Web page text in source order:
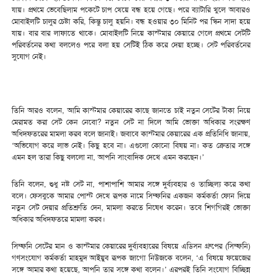
যায়। প্রথমে ভেবেছিলাম পকেটে চাপ খেয়ে বন্ধ হয়ে গেছে। পরে ব্যাটারি খুলে আবারও
মোবাইলটি চালুর চেষ্টা করি, কিন্তু চালু হয়নি। বন্ধ হওয়ার ৩০ মিনিট পর স্কিন সাদা হয়ে
যায়। বার বার লাফাতে থাকে। মোবাইলটি নিয়ে কাস্টমার কেয়ারে গেলে প্রথমে সেটটি
পরিবর্তনের কথা বললেও পরে বলা হয় সেটিই ঠিক করে দেয়া হচ্ছে। সেট পরিবর্তনের
সুযোগ নেই।
তিনি আরও বলেন, আমি কাস্টমার কেয়ারের কাছে জানতে চাই নতুন সেটের টাকা নিয়ে
মেরামত করা সেট কেন নেবো? নতুন সেট না দিলে আমি ভোক্তা অধিকার সংরক্ষণ
অধিদফতরের মামলা করব বলে জানাই। জবাবে কাস্টমার কেয়ারের এক প্রতিনিধি জানায়,
‘অভিযোগ করে লাভ নেই। কিছু হবে না। এগুলো কোনো বিষয় না। কত ক্রেতার সঙ্গে
এমন হল তারা কিছু বললো না, আপনি সাংবাদিক দেখে এমন করছেন।’
তিনি বলেন, শুধু নষ্ট সেট না, পাশাপাশি আমার সঙ্গে দুর্ব্যবহার ও তাচ্ছিল্য করে কথা
বলে। ফেসবুকে আমার পোস্ট দেখে রূপক নামে সিম্ফনির একজন কর্মকর্তা ফোন দিয়ে
নতুন সেট দেয়ার প্রতিশ্রুতি দেন, মামলা করতে নিষেধ করেন। তবে শিগগিরই ভোক্তা
অধিকার অধিদফতরে মামলা করব।
সিম্ফনি সেটের মান ও কাস্টমার কেয়ারের দুর্ব্যবহারের বিষয়ে এডিসন গ্রুপের (সিম্ফনি)
গণসংযোগ কর্মকর্তা মাহমুদ আইয়ুব রূপক জাগো নিউজকে বলেন, ‘এ বিষয়ে ফয়েজের
সঙ্গে আমার কথা হয়েছে, আপনি তার সঙ্গে কথা বলেন।’ এরপরই তিনি সংযোগ বিচ্ছিন্ন